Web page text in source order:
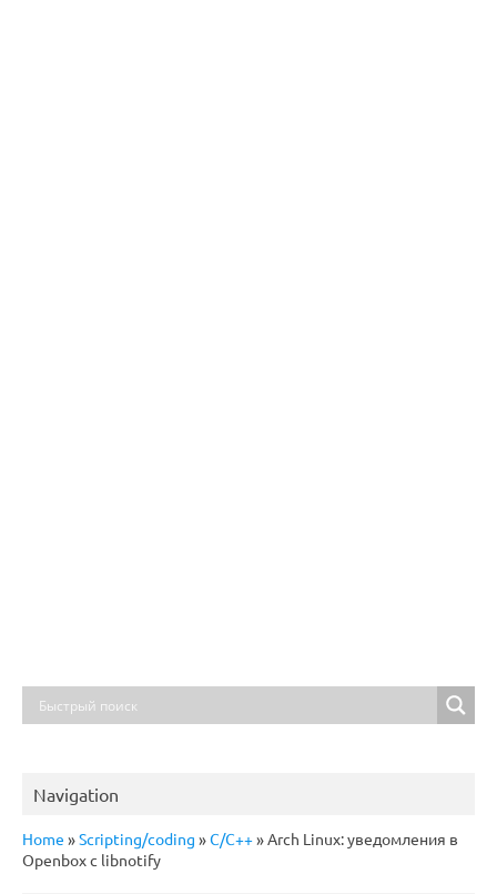
Navigation
Home »Scripting/coding »C/C++»Arch Linux: уведомления в
Openbox с libnotify